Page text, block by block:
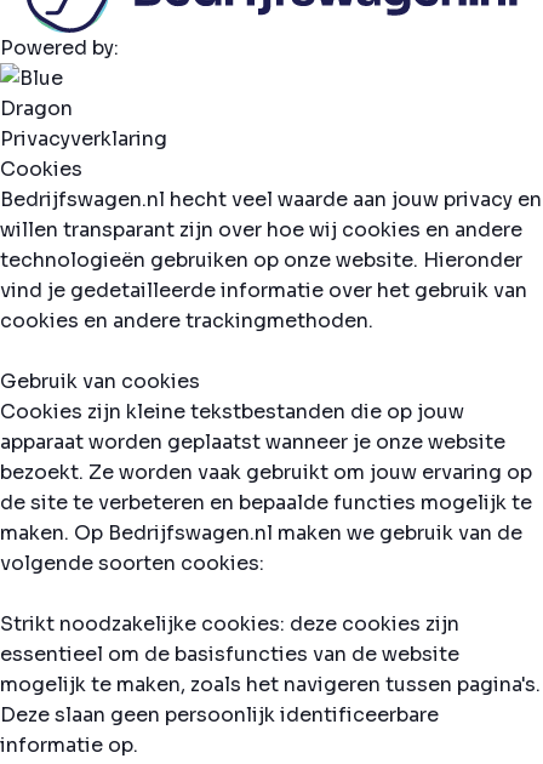
Powered by:
Privacyverklaring
Cookies
Bedrijfswagen.nl hecht veel waarde aan jouw privacy en
willen transparant zijn over hoe wij cookies en andere
technologieën gebruiken op onze website. Hieronder
vind je gedetailleerde informatie over het gebruik van
cookies en andere trackingmethoden.
Gebruik van cookies
Cookies zijn kleine tekstbestanden die op jouw
apparaat worden geplaatst wanneer je onze website
bezoekt. Ze worden vaak gebruikt om jouw ervaring op
de site te verbeteren en bepaalde functies mogelijk te
maken. Op Bedrijfswagen.nl maken we gebruik van de
volgende soorten cookies:
Strikt noodzakelijke cookies: deze cookies zijn
essentieel om de basisfuncties van de website
mogelijk te maken, zoals het navigeren tussen pagina's.
Deze slaan geen persoonlijk identificeerbare
informatie op.